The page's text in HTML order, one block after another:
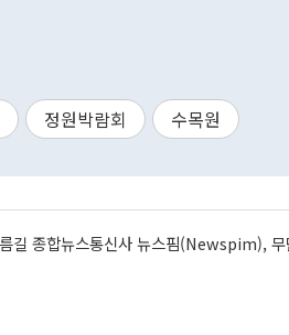
정원박람회 수목원
길 종합뉴스통신사 뉴스핌(Newspim),